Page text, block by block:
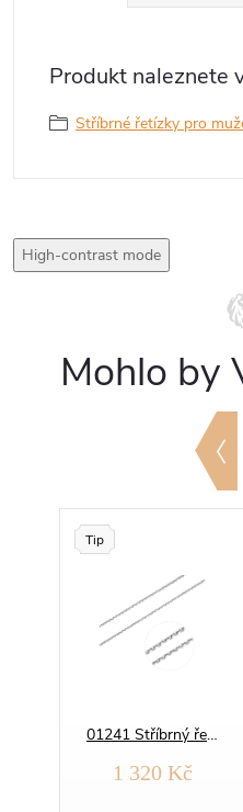
Produkt naleznete
Stříbrné řetízky pro
High-contrast mode
Mohlo by
Tip
01241 Stříbrný řetízek ANKER 2 mm
1 320 Kč